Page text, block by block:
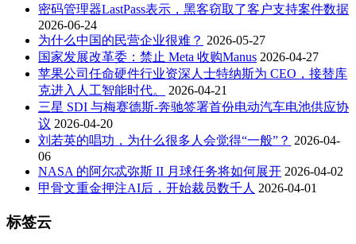
密码管理器LastPass表示，黑客窃取了客户支持案件数据
2026-06-24
为什么中国的民营企业很难？ 2026-05-27
国家发展改革委：禁止 Meta 收购Manus 2026-04-27
苹果公司任命硬件行业资深人士特纳斯为 CEO，接替库
克进入人工智能时代。
2026-04-21
三星 SDI 与梅赛德斯-奔驰签署首份电动汽车电池供应协
议 2026-04-20
刘若英的唱功，为什么很多人会觉得“一般”？ 2026-04-
06
NASA 的阿尔忒弥斯 II 月球任务将如何展开 2026-04-02
甲骨文重金押注AI后，开始裁员数千人 2026-04-01
标签云